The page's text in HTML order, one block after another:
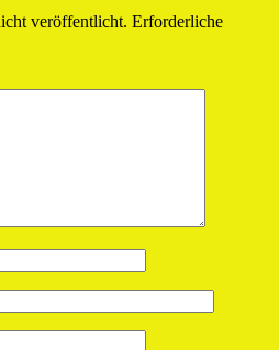
veröffentlicht. Erforderliche